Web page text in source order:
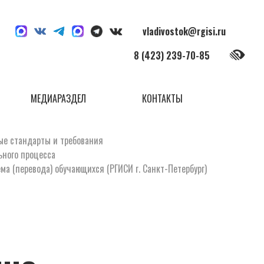
vladivostok@rgisi.ru
8 (423) 239-70-85
МЕДИАРАЗДЕЛ КОНТАКТЫ
стандарты и требования
процесса
(перевода) обучающихся (РГИСИ г. Санкт-Петербург)